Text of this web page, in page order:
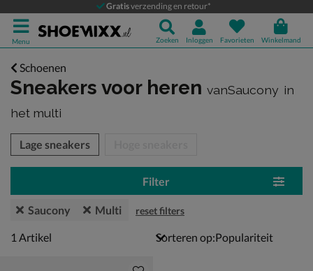
Gratisverzending en retour*
Menu Zoeken Inloggen Favorieten Winkelmand
Schoenen
Sneakers voor heren vanSaucony in
het multi
over
Lage sneakers
Filter
Saucony Multi reset filters
1 artikel
1 Artikel Sorteren op: